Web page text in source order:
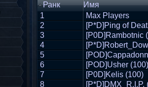
Ранк
Имя
1
Max Players
2
[P*D]Ping of
3
[P0D]Rambotnic
4
5
6
[POD]Usher (100)
7
[P0D]Kelis (100)
8
[P*D]DMX_R.I.P.